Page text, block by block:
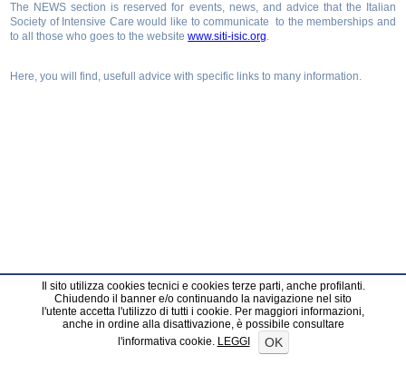
Il sito utilizza cookies tecnici e cookies terze parti, anche profilanti.
Chiudendo il banner e/o continuando la navigazione nel sito
l'utente accetta l'utilizzo di tutti i cookie. Per maggiori informazioni,
anche in ordine alla disattivazione, è possibile consultare
l'informativa cookie. LEGGI OK
The NEWS section is reserved for events, news, and advice that the Italian
Society of Intensive Care would like to communicate to the memberships and
to all those who goes to the websitewww.siti-isic.org.
Here, you will find, usefull advice with specific links to many information.